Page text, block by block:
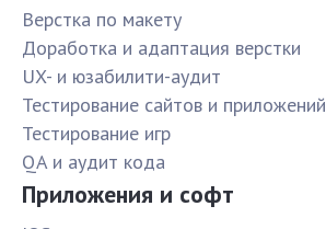
Верстка по макету
Доработка и адаптация верстки
UX- и юзабилити-аудит
Тестирование сайтов и приложений
Тестирование игр
QA и аудит кода
Приложения и софт